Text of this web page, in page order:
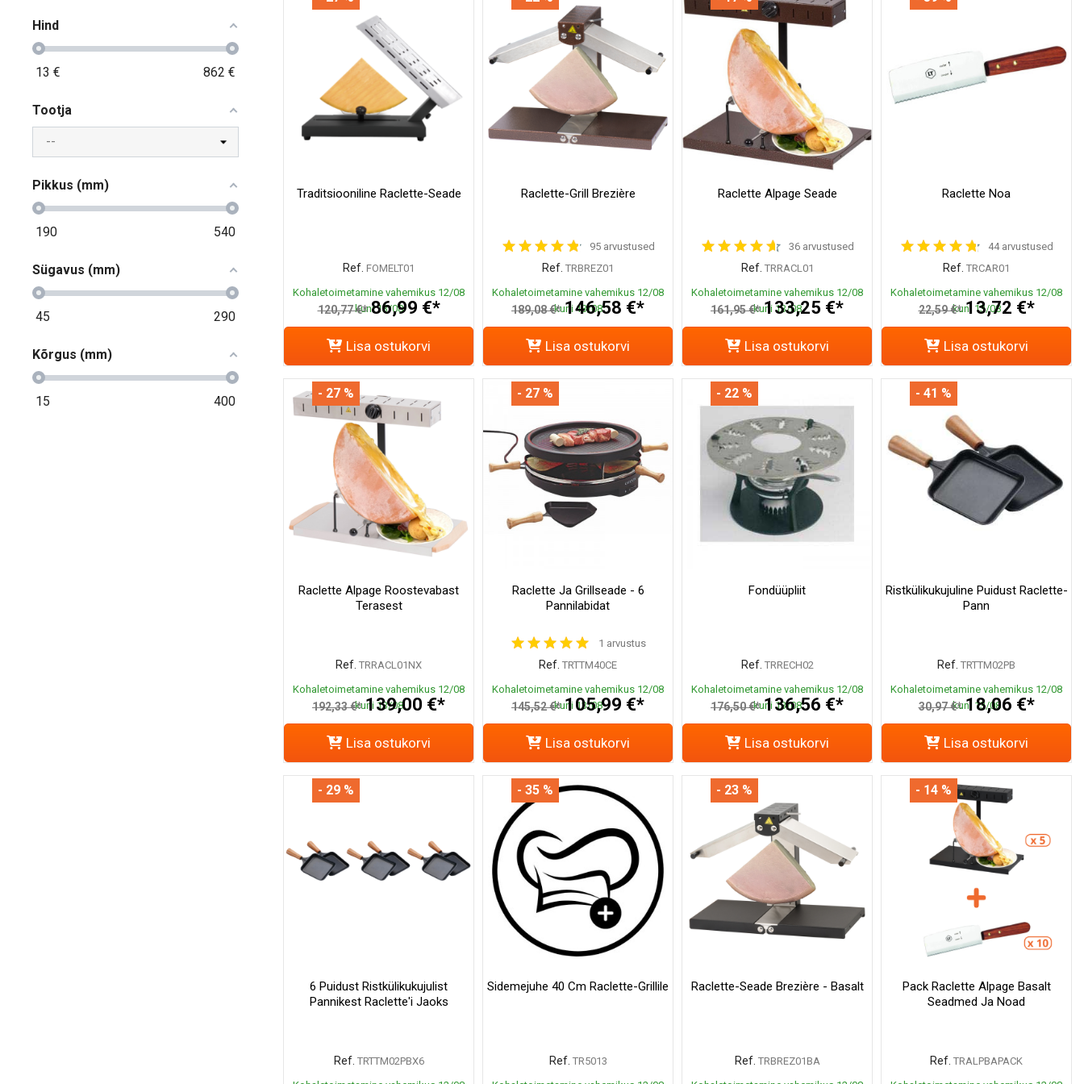
Hind
13 € 862 €
Tootja
Pikkus (mm)
190 540
Sügavus (mm)
45 290
Kõrgus (mm)
15 400
Traditsiooniline Raclette-Seade
Ref. FOMELT01
Kohaletoimetamine vahemikus 12/08
kuni 13/08
120,77 €* 86,99 €*
Lisa ostukorvi
Raclette-Grill Brezière
95 arvustused
Ref. TRBREZ01
Kohaletoimetamine vahemikus 12/08
kuni 13/08
189,08 €* 146,58 €*
Lisa ostukorvi
Raclette Alpage Seade
36 arvustused
Ref. TRRACL01
Kohaletoimetamine vahemikus 12/08
kuni 13/08
161,95 €* 133,25 €*
Lisa ostukorvi
Raclette Noa
44 arvustused
Ref. TRCAR01
Kohaletoimetamine vahemikus 12/08
kuni 13/08
22,59 €* 13,72 €*
Lisa ostukorvi
Raclette Alpage Roostevabast
Terasest
Ref. TRRACL01NX
Kohaletoimetamine vahemikus 12/08
kuni 13/08
192,33 €* 139,00 €*
- 27 %
Lisa ostukorvi
Raclette Ja Grillseade - 6
Pannilabidat
1 arvustus
Ref. TRTTM40CE
Kohaletoimetamine vahemikus 12/08
kuni 13/08
145,52 €* 105,99 €*
- 27 %
Lisa ostukorvi
Fondüüpliit
Ref. TRRECH02
Kohaletoimetamine vahemikus 12/08
kuni 13/08
176,50 €* 136,56 €*
- 22 %
Lisa ostukorvi
Ristkülikukujuline Puidust Raclette-
Pann
Ref. TRTTM02PB
Kohaletoimetamine vahemikus 12/08
kuni 13/08
30,97 €* 18,06 €*
- 41 %
Lisa ostukorvi
6 Puidust Ristkülikukujulist
Pannikest Raclette'i Jaoks
Ref. TRTTM02PBX6
- 29 %
Sidemejuhe 40 Cm Raclette-Grillile
Ref. TR5013
- 35 %
Raclette-Seade Brezière - Basalt
Ref. TRBREZ01BA
- 23 %
Pack Raclette Alpage Basalt
Seadmed Ja Noad
Ref. TRALPBAPACK
- 14 %